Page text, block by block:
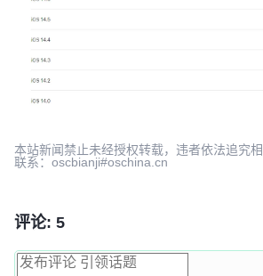
本站新闻禁止未经授权转载，违者依法追究
联系：oscbianji#oschina.cn
评论: 5